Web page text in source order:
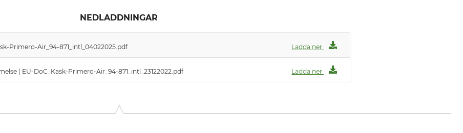
NEDLADDNINGAR
Primero-Air_94-871_intl_04022025.pdf Ladda ner
| EU-DoC_Kask-Primero-Air_94-871_intl_23122022.pdf Ladda ner